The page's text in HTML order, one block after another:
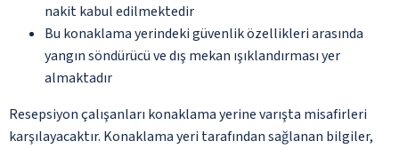
nakit kabul edilmektedir
Bu konaklama yerindeki güvenlik özellikleri arasında
yangın söndürücü ve dış mekan ışıklandırması yer
almaktadır
Resepsiyon çalışanları konaklama yerine varışta misafirleri
karşılayacaktır. Konaklama yeri tarafından sağlanan bilgiler,